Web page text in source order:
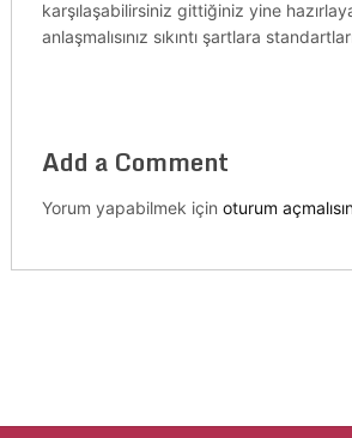
karşılaşabilirsiniz gittiğiniz yine
anlaşmalısınız sıkıntı şartlara
Add a Comment
Yorum yapabilmek için oturum